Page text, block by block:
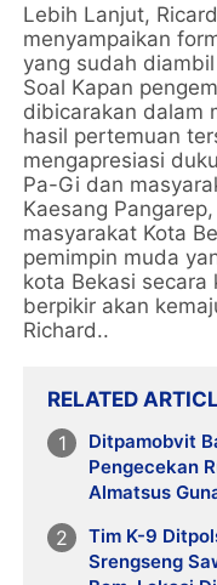
Lebih Lanjut,
menyampaikan
yang sudah
Soal Kapan
dibicarakan dalam
hasil pertemuan
mengapresiasi
Pa-Gi dan
Kaesang
masyarakat Kota
pemimpin muda
kota Bekasi secara
berpikir akan
Richard..
RELATED
Ditpamobvit
Pengecekan
Almatsus
Tim K-9
Srengseng